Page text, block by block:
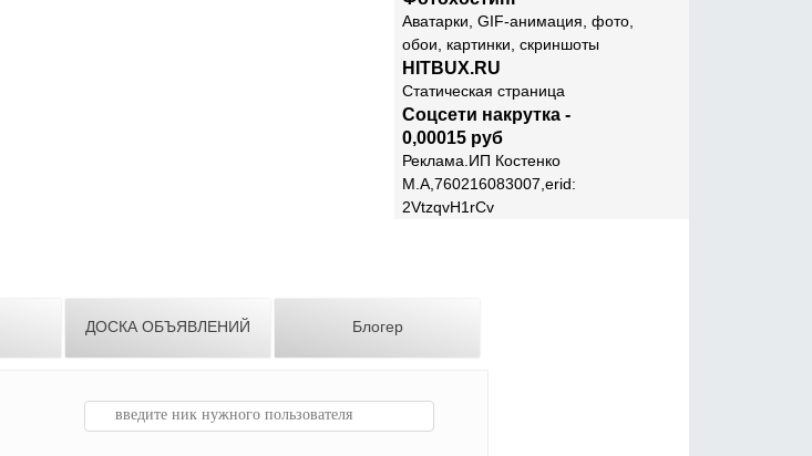
Аватарки, GIF-анимация, фото,
обои, картинки, скриншоты
HITBUX.RU
Статическая страница
Соцсети накрутка -
0,00015 руб
Реклама.ИП Костенко
М.А,760216083007,erid:
2VtzqvH1rCv
ДОСКА ОБЪЯВЛЕНИЙ Блогер